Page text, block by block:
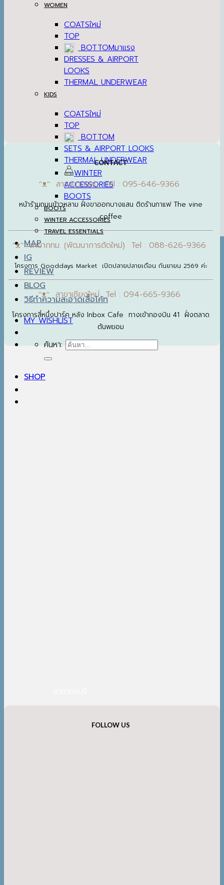
WOMEN
COATS
TOP
BOTTOM
DRESSES & AIRPORT
LOOKS
THERMAL UNDERWEAR
KIDS
COATS
TOP
BOTTOM
SETS & AIRPORT LOOKS
THERMAL UNDERWEAR
WINTER
ACCESSORIES
BOOTS
BOOTS
WINTER ACCESSORIES
TRAVEL ESSENTIALS
MAP
IG
REVIEW
BLOG
วิธีทำความสะอาดเสื้อโค้ท
MY WISHLIST
ค้นหา:
SHOP
CONTACT
ᵔᴥᵔ สาขาบางแสน Tel : 095-646-9366
หน้าร้านถนนข้าวหลาม ฝั่งขาออกบางแสน ติดร้านกาแฟ The vine
coffee
ᵔᴥᵔ สาขากทม. (พัฒนาการตัดใหม่) Tel : 088-626-9366
โครงการ Gooddays Market เปิดปลายปลายเดือน กันยายน 2569 ค่ะ
ᵔᴥᵔ สาขาเชียงใหม่ Tel : 094-665-9366
โครงการสี่หนึ่งปาร์ค หลัง Inbox Cafe ทางเข้ากองบิน 41 ฝั่งตลาด
ต้นพยอม
FOLLOW US